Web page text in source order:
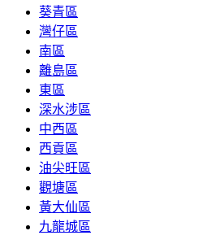
葵青區
灣仔區
南區
離島區
東區
深水涉區
中西區
西貢區
油尖旺區
觀塘區
黃大仙區
九龍城區